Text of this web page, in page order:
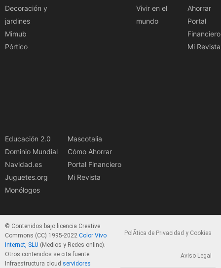
Decoración y
jardines
Mimub
Pórtico
Vivir en el
mundo
Ahorrar
Portal
Financiero
Mi Revista
Educación 2.0
Dominio Mundial
Navidad.es
Juguetes.org
Monólogos
Mascotalia
Cómo Ahorrar
Portal Financiero
Mi Revista
© Contenidos bajo licencia Creative
Commons (CC) 1995-2022 Color Vivo
Internet, SLU (Medios y Redes online).
Otros contenidos se cita fuente.
Infraestructura cloud servidores
PolÃ­tica de Privacidad y Cookies
Aviso Legal